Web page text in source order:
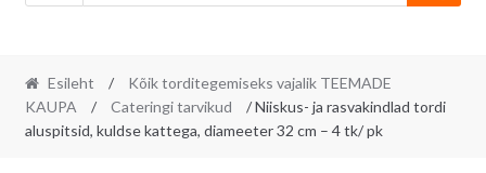
Esileht /
Kõik torditegemiseks vajalik TEEMADE
KAUPA
/ Cateringi tarvikud
/ Niiskus- ja rasvakindlad tordi
aluspitsid, kuldse kattega, diameeter 32 cm – 4 tk/ pk